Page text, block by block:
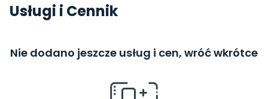
Usługi i Cennik
Nie dodano jeszcze usług i cen, wróć wkrótce